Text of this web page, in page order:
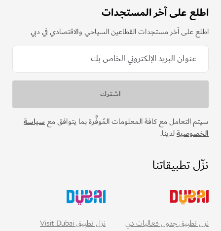
اطلع على آخر المستجدات
اطلع على آخر مستجدات القطاعين السياحي والاقتصادي في دبي
سيتم التعامل مع كافة المعلومات المُوفَّرة بما يتوافق معسياسة
الخصوصيةلدينا.
نزّل تطبيقاتنا
نزل تطبيق جدول فعاليات دبي نزل تطبيق Visit Dubai